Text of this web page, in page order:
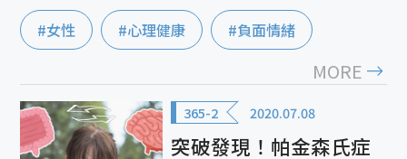
#女性 #心理健康 #負面情緒
MORE
365-2 2020.07.08
突破發現！帕金森氏症